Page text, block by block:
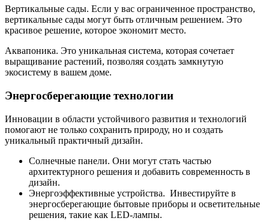
Вертикальные сады. Если у вас ограниченное пространство,
вертикальные сады могут быть отличным решением. Это
красивое решение, которое экономит место.
Аквапоника. Это уникальная система, которая сочетает
выращивание растений, позволяя создать замкнутую
экосистему в вашем доме.
Энергосберегающие технологии
Инновации в области устойчивого развития и технологий
помогают не только сохранить природу, но и создать
уникальный практичный дизайн.
Солнечные панели. Они могут стать частью
архитектурного решения и добавить современность в
дизайн.
Энергоэффективные устройства. Инвестируйте в
энергосберегающие бытовые приборы и осветительные
решения, такие как LED-лампы.